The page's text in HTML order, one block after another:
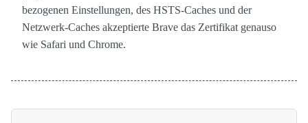
bezogenen Einstellungen, des HSTS-Caches und der
Netzwerk-Caches akzeptierte Brave das Zertifikat genauso
wie Safari und Chrome.